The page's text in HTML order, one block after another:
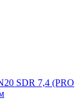
SDR 7,4 (PRO